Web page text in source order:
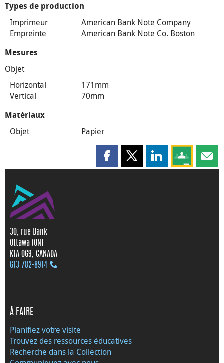
Types de production
Imprimeur
American Bank Note Company
Empreinte
American Bank Note Co. Boston
Mesures
Objet
Horizontal
171mm
Vertical
70mm
Matériaux
Objet Papier
Partager cette page sur
Partager cette page sur X
Partager cette
Partagez
30, rue Bank
Ottawa (ON)
K1A 0G9, CANADA
613 782‑8914
À FAIRE
Planifiez votre visite
Trouvez des ressources éducatives
Recherche dans la Collection